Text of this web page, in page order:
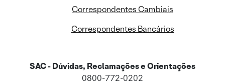
Correspondentes Cambiais
Correspondentes Bancários
SAC - Dúvidas, Reclamações e Orientações
0800-772-0202